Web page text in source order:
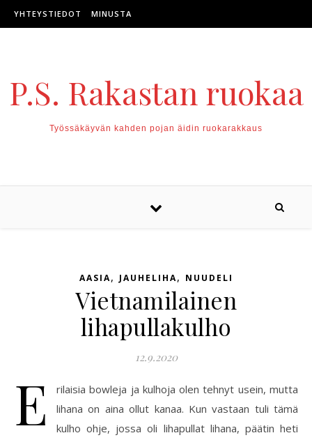
Skip to content
YHTEYSTIEDOT MINUSTA
P.S. Rakastan ruokaa
Työssäkäyvän kahden pojan äidin ruokarakkaus
AASIA, JAUHELIHA, NUUDELI
Vietnamilainen
lihapullakulho
12.9.2020
E
rilaisia bowleja ja kulhoja olen tehnyt usein, mutta
lihana on aina ollut kanaa. Kun vastaan tuli tämä
kulho ohje, jossa oli lihapullat lihana, päätin heti